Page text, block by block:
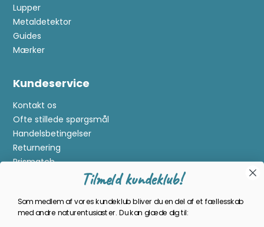
Lupper
Metaldetektor
Guides
Mærker
Kundeservice
Kontakt os
Ofte stillede spørgsmål
Handelsbetingelser
Returnering
Prismatch
Om Kikkertland
Tilmeld kundeklub!
Som medlem af vores kundeklub bliver du en del af et fællesskab
med andre naturentusiaster. Du kan glæde dig til: